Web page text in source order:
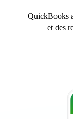
QuickBooks
et des